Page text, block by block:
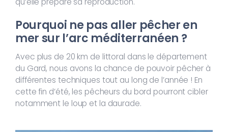
Pourquoi ne pas aller pêcher en
mer sur l’arc méditerranéen ?
Avec plus de 20 km de littoral dans le département
du Gard, nous avons la chance de pouvoir pêcher à
différentes techniques tout au long de l’année ! En
cette fin d’été, les pêcheurs du bord pourront cibler
notamment le loup et la daurade.